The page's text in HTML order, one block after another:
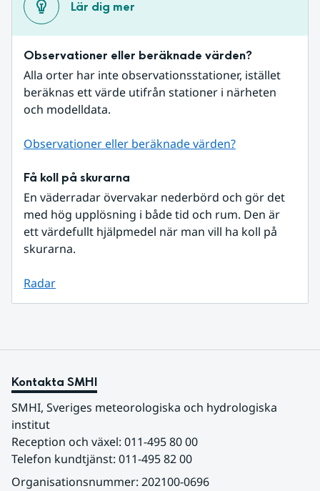
Lär dig mer
Observationer eller beräknade värden?
Alla orter har inte observationsstationer, istället
beräknas ett värde utifrån stationer i närheten
och modelldata.
Observationer eller beräknade värden?
Få koll på skurarna
En väderradar övervakar nederbörd och gör det
med hög upplösning i både tid och rum. Den är
ett värdefullt hjälpmedel när man vill ha koll på
skurarna.
Radar
Kontakta SMHI
SMHI, Sveriges meteorologiska och hydrologiska
institut
Reception och växel: 011-495 80 00
Telefon kundtjänst: 011-495 82 00
Organisationsnummer: 202100-0696